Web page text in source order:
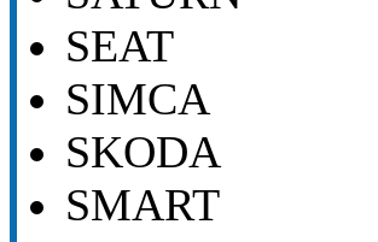
SEAT
SIMCA
SKODA
SMART